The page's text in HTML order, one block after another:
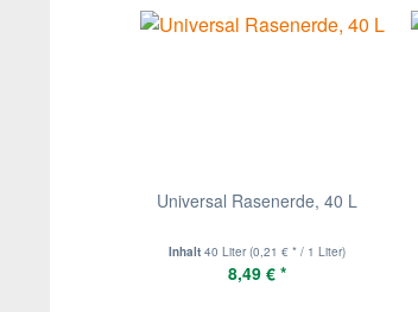
Universal Rasenerde, 40 L
Inhalt40 Liter(0,21 € * / 1 Liter)
8,49 € *